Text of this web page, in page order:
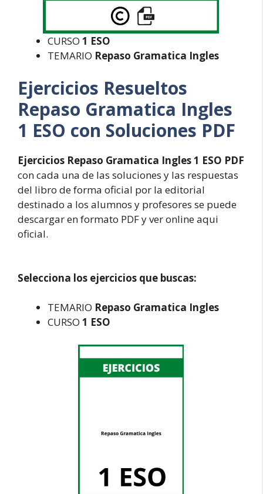
CURSO 1 ESO
TEMARIO Repaso Gramatica Ingles
Ejercicios Resueltos
Repaso Gramatica Ingles
1 ESO con Soluciones PDF
Ejercicios Repaso Gramatica Ingles 1 ESO PDF
con cada una de las soluciones y las respuestas
del libro de forma oficial por la editorial
destinado a los alumnos y profesores se puede
descargar en formato PDF y ver online aqui
oficial.
Selecciona los ejercicios que buscas:
TEMARIO Repaso Gramatica Ingles
CURSO 1 ESO